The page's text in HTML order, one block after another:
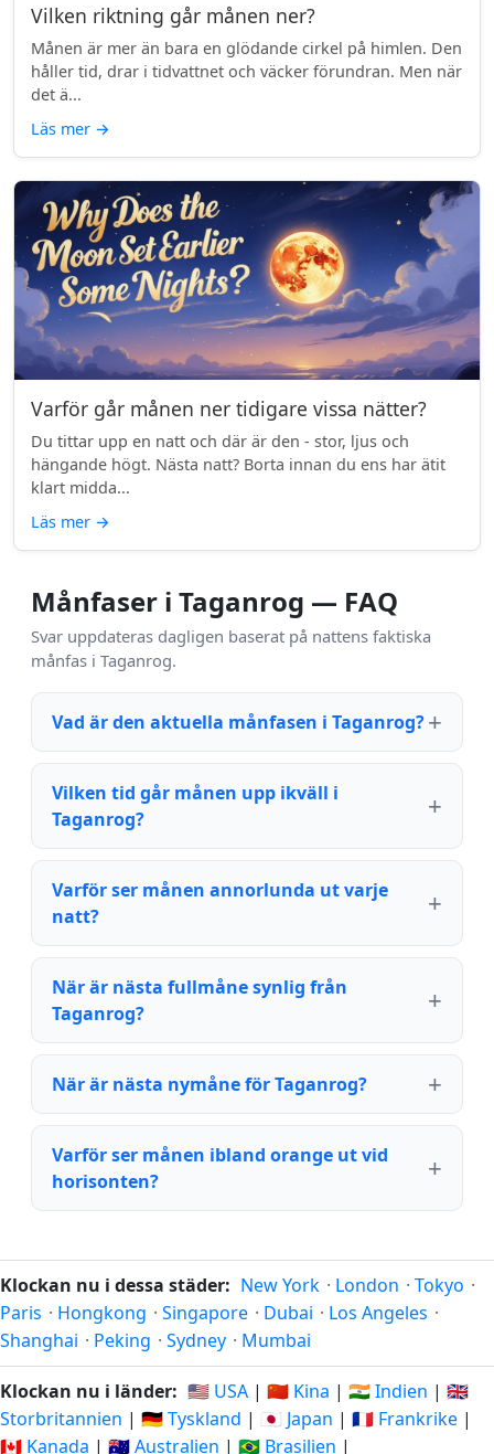
Vilken riktning går månen ner?
Månen är mer än bara en glödande cirkel på himlen. Den
håller tid, drar i tidvattnet och väcker förundran. Men när
det ä...
Läs mer →
Varför går månen ner tidigare vissa nätter?
Du tittar upp en natt och där är den - stor, ljus och
hängande högt. Nästa natt? Borta innan du ens har ätit
klart midda...
Läs mer →
Månfaser i Taganrog — FAQ
Svar uppdateras dagligen baserat på nattens faktiska
månfas i Taganrog.
Vad är den aktuella månfasen i Taganrog?
Vilken tid går månen upp ikväll i
Taganrog?
Varför ser månen annorlunda ut varje
natt?
När är nästa fullmåne synlig från
Taganrog?
När är nästa nymåne för Taganrog?
Varför ser månen ibland orange ut vid
horisonten?
Klockan nu i dessa städer: New York · London · Tokyo ·
Paris · Hongkong · Singapore · Dubai · Los Angeles ·
Shanghai · Peking · Sydney · Mumbai
Klockan nu i länder: 🇺🇸 USA | 🇨🇳 Kina | 🇮🇳 Indien | 🇬🇧
Storbritannien | 🇩🇪 Tyskland | 🇯🇵 Japan | 🇫🇷 Frankrike |
🇨🇦 Kanada | 🇦🇺 Australien | 🇧🇷 Brasilien |